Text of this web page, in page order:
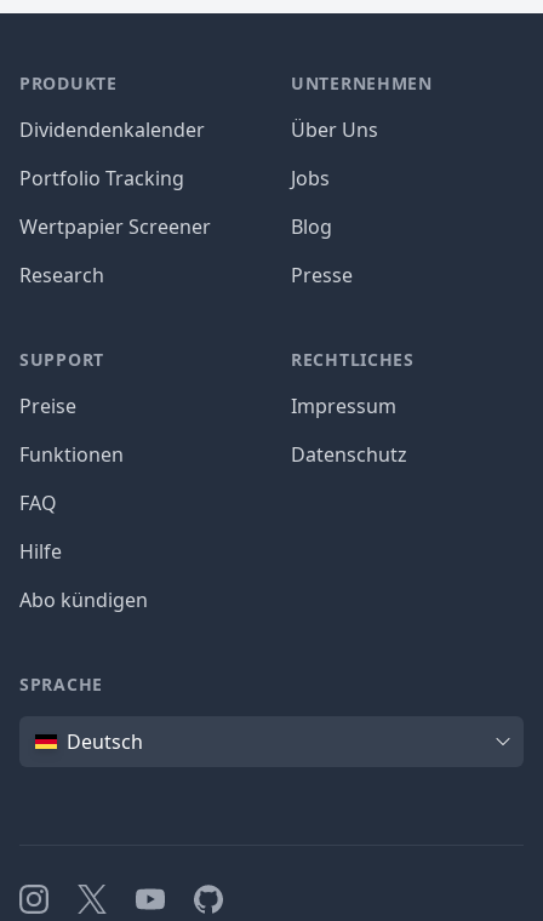
PRODUKTE
Dividendenkalender
Portfolio Tracking
Wertpapier Screener
Research
SUPPORT
Preise
Funktionen
FAQ
Hilfe
Abo kündigen
UNTERNEHMEN
Über Uns
Jobs
Blog
Presse
RECHTLICHES
Impressum
Datenschutz
SPRACHE
SpracheDeutsch
Instagram
X YouTubeGitHub